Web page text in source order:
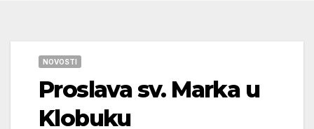
NOVOSTI
Proslava sv. Marka u
Klobuku